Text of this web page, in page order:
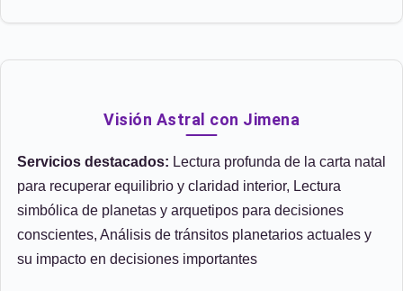
Visión Astral con Jimena
Servicios destacados: Lectura profunda de la carta natal
para recuperar equilibrio y claridad interior, Lectura
simbólica de planetas y arquetipos para decisiones
conscientes, Análisis de tránsitos planetarios actuales y
su impacto en decisiones importantes